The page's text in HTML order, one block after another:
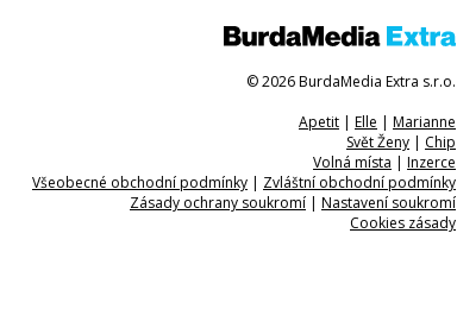
© 2026 BurdaMedia Extra s.r.o.
Apetit | Elle | Marianne
Svět Ženy | Chip
Volná místa | Inzerce
Všeobecné obchodní podmínky | Zvláštní obchodní podmínky
Zásady ochrany soukromí | Nastavení soukromí
Cookies zásady